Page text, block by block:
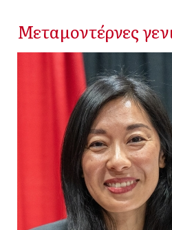
Μεταμοντέρνες